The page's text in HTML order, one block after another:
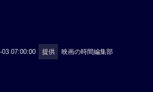
03 07:00:00 提供 映画の時間編集部